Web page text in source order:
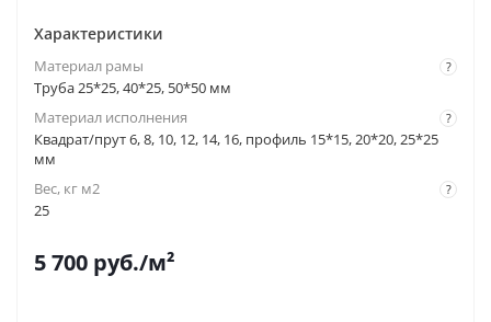
Характеристики
?
Материал рамы
Труба 25*25, 40*25, 50*50 мм
?
Материал исполнения
Квадрат/прут 6, 8, 10, 12, 14, 16, профиль 15*15, 20*20, 25*25
мм
?
Вес, кг м2
25
5 700 руб./м²